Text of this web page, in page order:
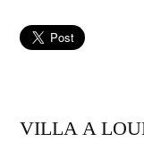
VILLA A